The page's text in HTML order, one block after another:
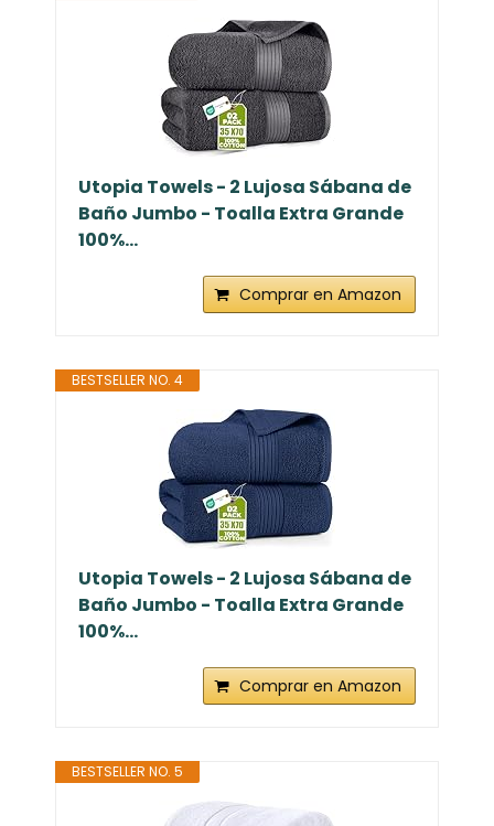
Utopia Towels - 2 Lujosa Sábana de
Baño Jumbo - Toalla Extra Grande
100%...
Comprar en Amazon
BESTSELLER NO. 4
Utopia Towels - 2 Lujosa Sábana de
Baño Jumbo - Toalla Extra Grande
100%...
Comprar en Amazon
BESTSELLER NO. 5